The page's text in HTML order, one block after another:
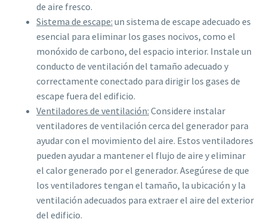
de aire fresco.
Sistema de escape: un sistema de escape adecuado es
esencial para eliminar los gases nocivos, como el
monóxido de carbono, del espacio interior. Instale un
conducto de ventilación del tamaño adecuado y
correctamente conectado para dirigir los gases de
escape fuera del edificio.
Ventiladores de ventilación: Considere instalar
ventiladores de ventilación cerca del generador para
ayudar con el movimiento del aire. Estos ventiladores
pueden ayudar a mantener el flujo de aire y eliminar
el calor generado por el generador. Asegúrese de que
los ventiladores tengan el tamaño, la ubicación y la
ventilación adecuados para extraer el aire del exterior
del edificio.